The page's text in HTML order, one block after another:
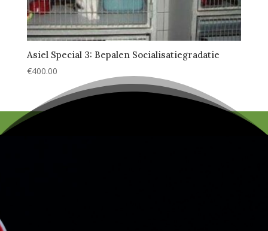
Asiel Special 3: Bepalen Socialisatiegradatie
€400.00